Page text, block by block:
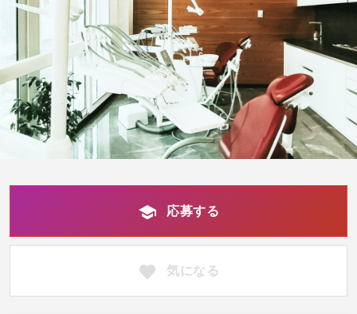
応募する
気になる